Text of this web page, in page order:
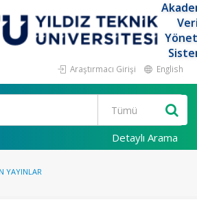
Araştırmacı Girişi English
Detaylı Arama
YAYINLAR